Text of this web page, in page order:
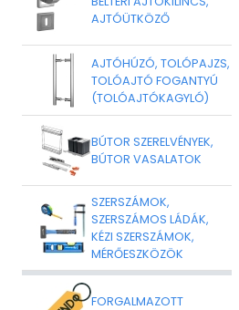
AJTÓÜTKÖZŐ
AJTÓHÚZÓ, TOLÓPAJZS,
TOLÓAJTÓ FOGANTYÚ
(TOLÓAJTÓKAGYLÓ)
BÚTOR SZERELVÉNYEK,
BÚTOR VASALATOK
SZERSZÁMOK,
SZERSZÁMOS LÁDÁK,
KÉZI SZERSZÁMOK,
MÉRŐESZKÖZÖK
FORGALMAZOTT